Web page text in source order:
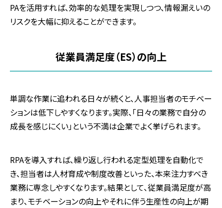
PAを活用すれば、効率的な処理を実現しつつ、情報漏えいの
リスクを大幅に抑えることができます。
従業員満足度（ES）の向上
単調な作業に追われる日々が続くと、人事担当者のモチベー
ションは低下しやすくなります。実際、「日々の業務で自分の
成長を感じにくい」という不満は企業でよく挙げられます。
RPAを導入すれば、繰り返し行われる定型処理を自動化で
き、担当者は人材育成や制度改善といった、本来注力すべき
業務に専念しやすくなります。結果として、従業員満足度が高
まり、モチベーションの向上やそれに伴う生産性の向上が期